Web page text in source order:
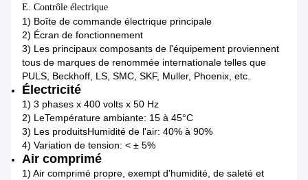
E. Contrôle électrique
1) Boîte de commande électrique principale
2) Écran de fonctionnement
3) Les principaux composants de l'équipement proviennent
tous de marques de renommée internationale telles que
PULS, Beckhoff, LS, SMC, SKF, Muller, Phoenix, etc.
Électricité
1) 3 phases x 400 volts x 50 Hz
2) LeTempérature ambiante: 15 à 45°C
3) Les produitsHumidité de l'air: 40% à 90%
4) Variation de tension: < ± 5%
Air comprimé
1) Air comprimé propre, exempt d'humidité, de saleté et